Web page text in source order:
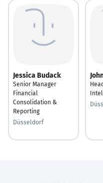
Jessica Budack
Senior Manager
Financial
Consolidation &
Reporting
Düsseldorf